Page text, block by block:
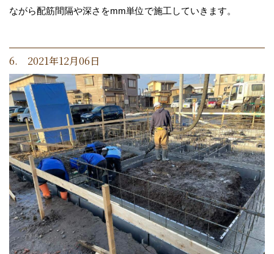
ながら配筋間隔や深さをmm単位で施工していきます。
6. 2021年12月06日